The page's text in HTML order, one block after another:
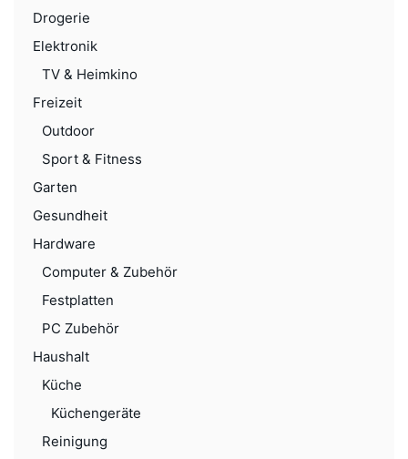
Drogerie
Elektronik
TV & Heimkino
Freizeit
Outdoor
Sport & Fitness
Garten
Gesundheit
Hardware
Computer & Zubehör
Festplatten
PC Zubehör
Haushalt
Küche
Küchengeräte
Reinigung